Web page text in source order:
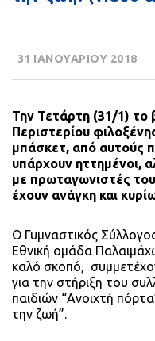
31 ΙΑΝΟΥΑΡΙΟΥ 2018
Την Τετάρτη (31/1) το
Περιστερίου
μπάσκετ, από αυτούς
υπάρχουν ηττημένοι,
με πρωταγωνιστές
έχουν ανάγκη και
Ο Γυμναστικός
Εθνική ομάδα
καλό σκοπό,
για την στήριξη του
παιδιών “Ανοιχτή
την ζωή”.